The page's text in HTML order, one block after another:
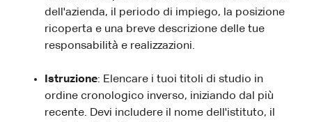
dell'azienda, il periodo di impiego, la posizione
ricoperta e una breve descrizione delle tue
responsabilità e realizzazioni.
Istruzione: Elencare i tuoi titoli di studio in
ordine cronologico inverso, iniziando dal più
recente. Devi includere il nome dell'istituto, il